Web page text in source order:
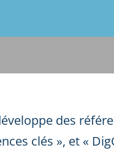
des
clés », et «